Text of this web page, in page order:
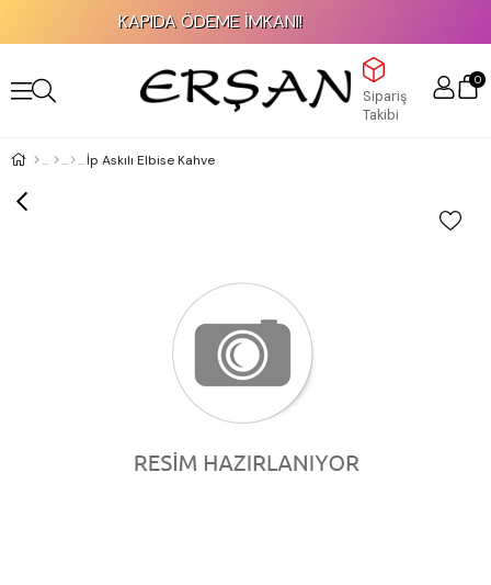
KAPIDA ÖDEME İMKANI!
Sipariş
Takibi
0
İp Askılı Elbise Kahve